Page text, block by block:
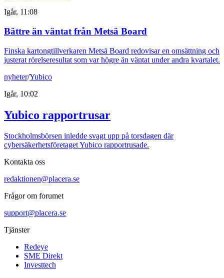
Igår, 11:08
Bättre än väntat från Metsä Board
Finska kartongtillverkaren Metsä Board redovisar en omsättning och
justerat rörelseresultat som var högre än väntat under andra kvartalet.
nyheter/Yubico
Igår, 10:02
Yubico rapportrusar
Stockholmsbörsen inledde svagt upp på torsdagen där
cybersäkerhetsföretaget Yubico rapportrusade.
Kontakta oss
redaktionen@placera.se
Frågor om forumet
support@placera.se
Tjänster
Redeye
SME Direkt
Investtech